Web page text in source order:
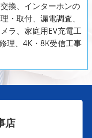
換、インターホンの
・取付、漏電調査、
ラ、家庭用EV充電工
理、4K・8K受信工事
店